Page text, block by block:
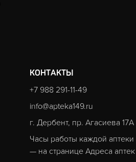
КОНТАКТЫ
+7 988 291-11-49
info@apteka149.ru
г. Дербент, пр. Агасиева 17А
Часы работы каждой аптеки
— на странице Адреса аптек